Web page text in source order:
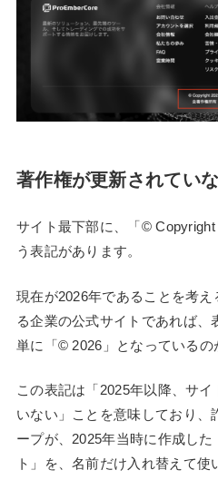
著作権が更新されてい
サイト最下部に、「©
う表記があります。
現在が2026年であることを考
る企業の公式サイトであれば、
単に「© 2026」となっているの
この表記は「2025年以降、サ
いない」ことを意味しており、
ープが、2025年当時に作成し
ト」を、名前だけ入れ替えて使